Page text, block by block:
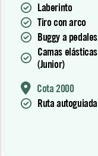
Laberinto
Tiro con arco
Buggy a pedales
Camas elásticas
(Junior)
Cota 2000
Ruta autoguiada